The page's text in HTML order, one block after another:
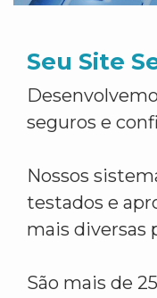
Seu Site
seguros e
Nossos
testados e
mais diversas
São mais de